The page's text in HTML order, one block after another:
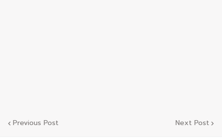
Previous Post Next Post